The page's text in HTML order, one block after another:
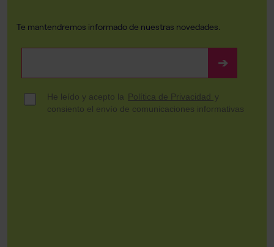
Te mantendremos informado de nuestras novedades.